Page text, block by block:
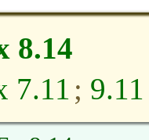
8.14
7.11; 9.11